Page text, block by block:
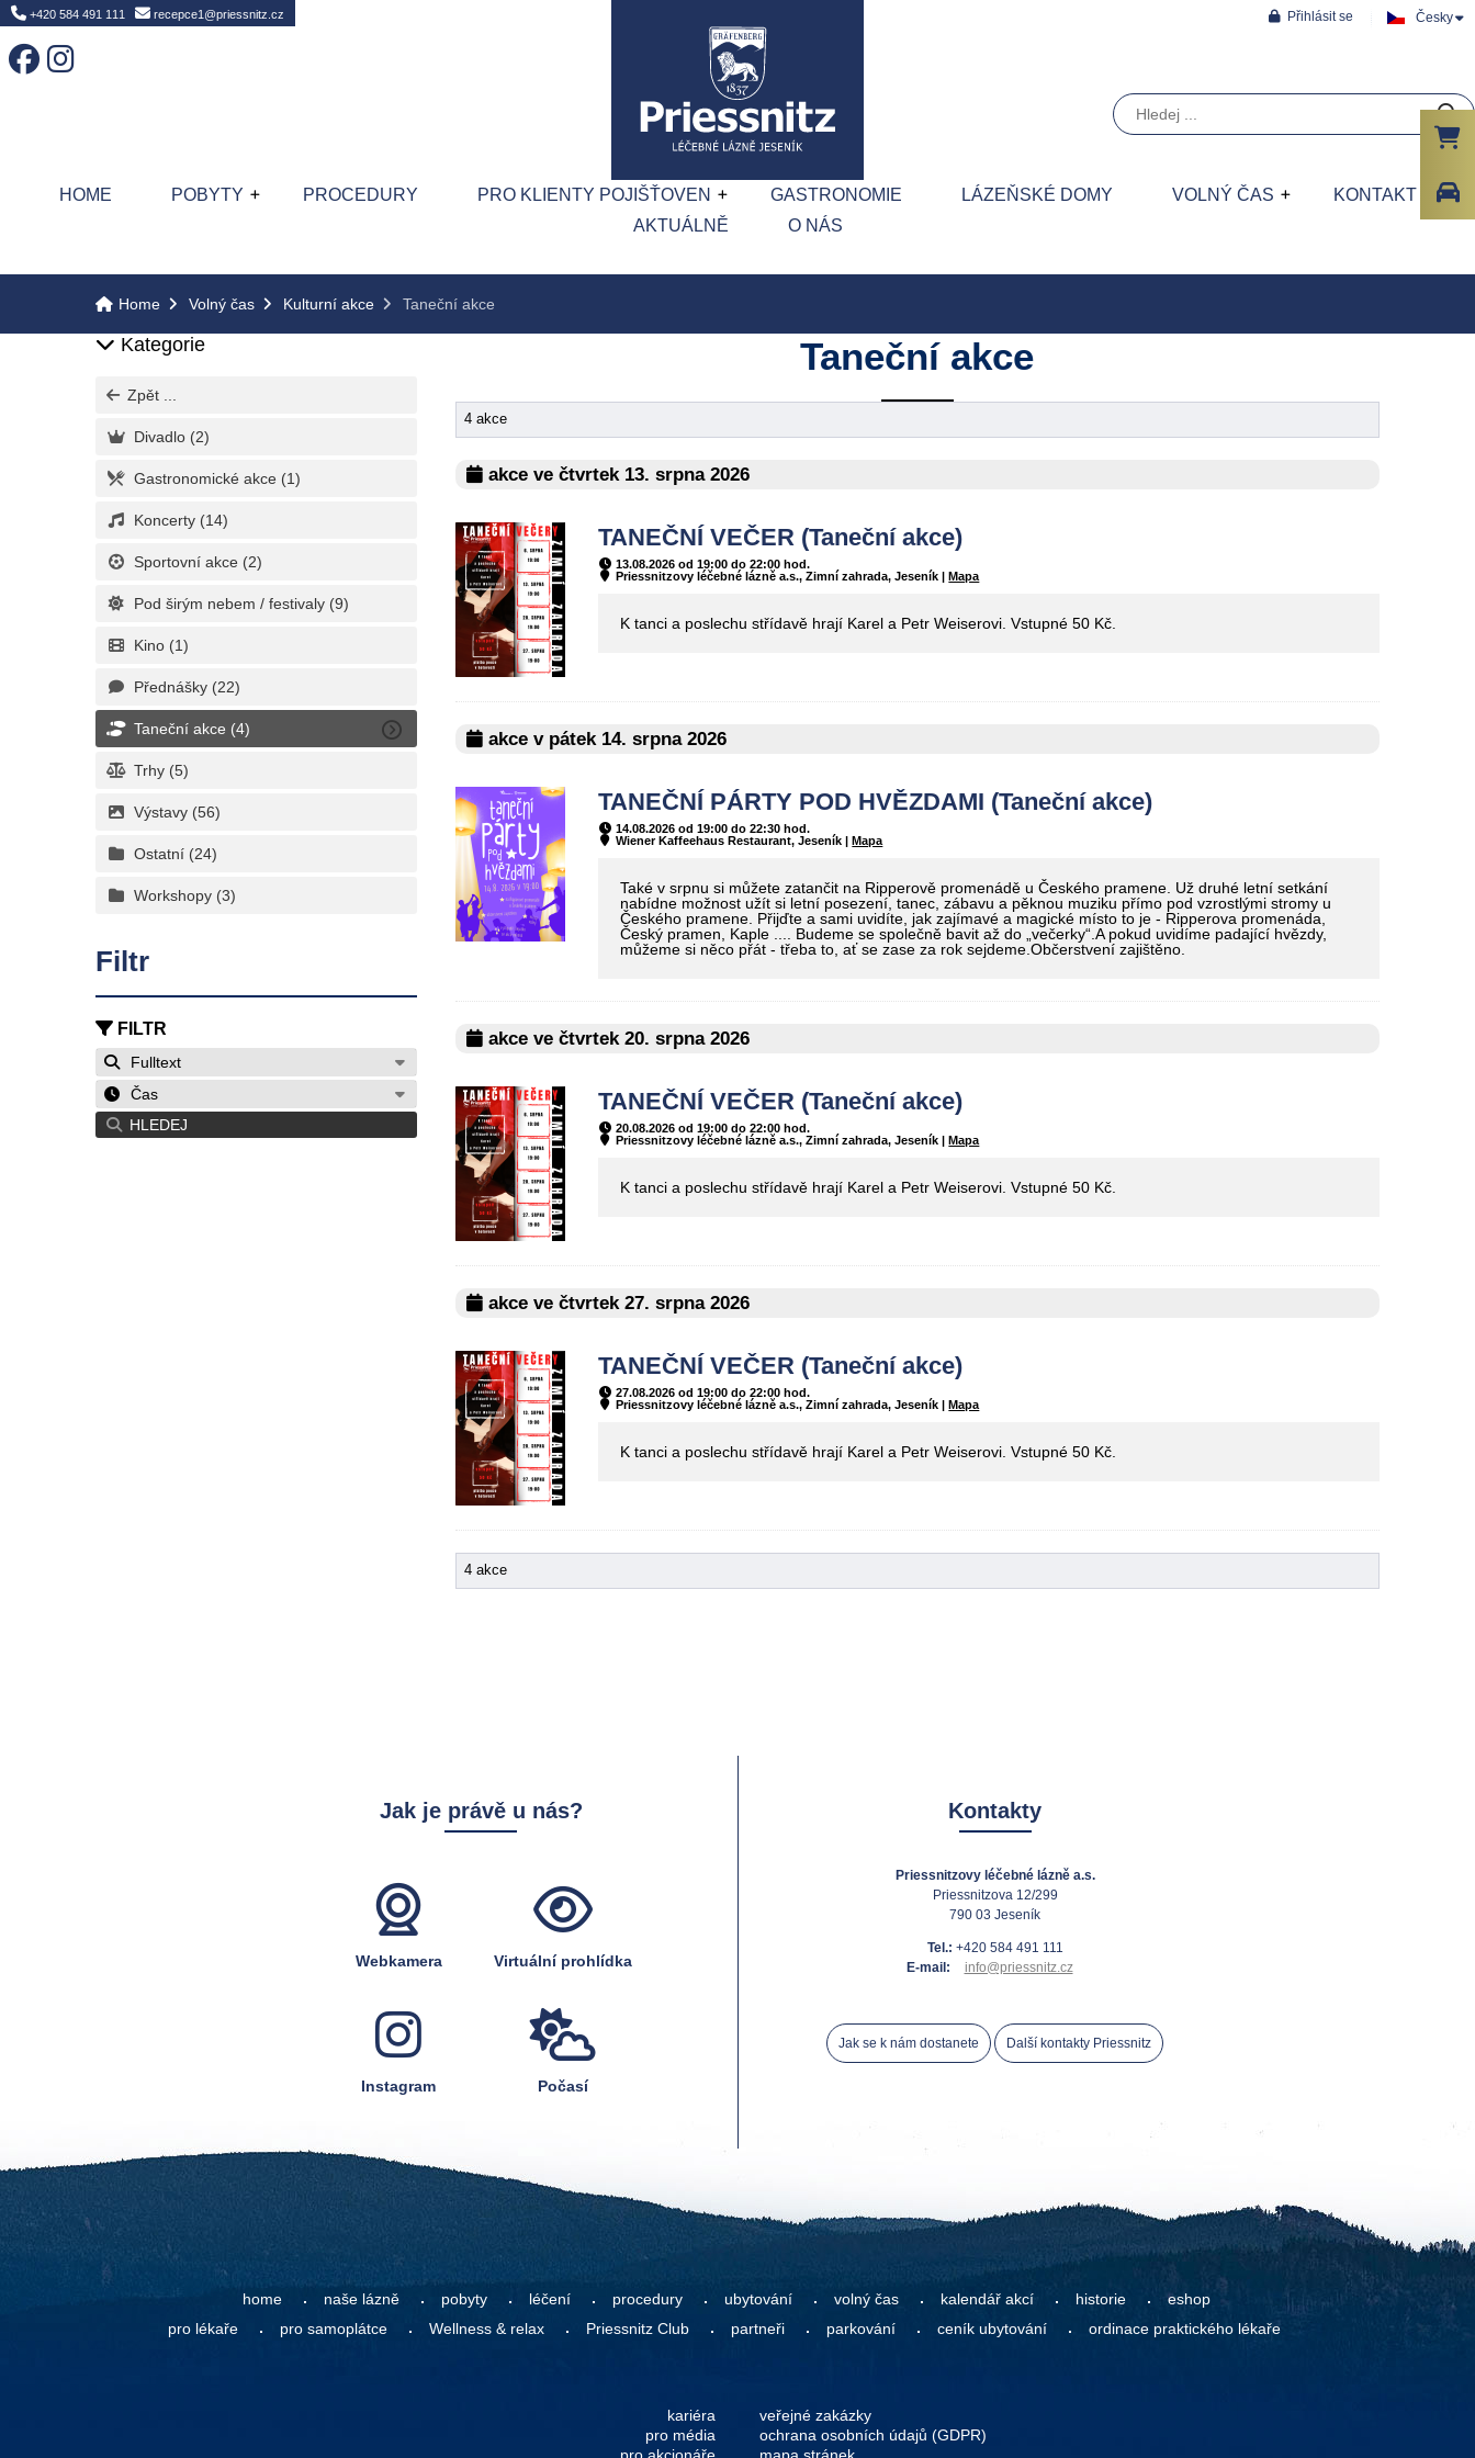
Home
Česky
Přihlásit se
+420 584 491 111 recepce1@priessnitz.cz
HOME POBYTY PROCEDURY PRO KLIENTY POJIŠŤOVEN GASTRONOMIE LÁZEŇSKÉ DOMY VOLNÝ ČAS
KONTAKT
AKTUÁLNĚ
O NÁS
Home Volný čas Kulturní akce Taneční akce
Kategorie
Zpět ...
Divadlo (2)
Gastronomické akce (1)
Koncerty (14)
Sportovní akce (2)
Pod širým nebem / festivaly (9)
Kino (1)
Přednášky (22)
Taneční akce (4)
Trhy (5)
Výstavy (56)
Ostatní (24)
Workshopy (3)
Filtr
FILTR
Fulltext
Čas
HLEDEJ
Taneční akce
4 akce
akce ve čtvrtek 13. srpna 2026
TANEČNÍ VEČER (Taneční akce)
13.08.2026 od 19:00 do 22:00 hod.
Priessnitzovy léčebné lázně a.s., Zimní zahrada, Jeseník |Mapa
K tanci a poslechu střídavě hrají Karel a Petr Weiserovi. Vstupné 50 Kč.
akce v pátek 14. srpna 2026
TANEČNÍ PÁRTY POD HVĚZDAMI (Taneční akce)
14.08.2026 od 19:00 do 22:30 hod.
Wiener Kaffeehaus Restaurant, Jeseník |Mapa
Také v srpnu si můžete zatančit na Ripperově promenádě u Českého pramene. Už druhé letní setkání
nabídne možnost užít si letní posezení, tanec, zábavu a pěknou muziku přímo pod vzrostlými stromy u
Českého pramene. Přijďte a sami uvidíte, jak zajímavé a magické místo to je - Ripperova promenáda,
Český pramen, Kaple .... Budeme se společně bavit až do „večerky“.A pokud uvidíme padající hvězdy,
můžeme si něco přát - třeba to, ať se zase za rok sejdeme.Občerstvení zajištěno.
akce ve čtvrtek 20. srpna 2026
TANEČNÍ VEČER (Taneční akce)
20.08.2026 od 19:00 do 22:00 hod.
Priessnitzovy léčebné lázně a.s., Zimní zahrada, Jeseník |Mapa
K tanci a poslechu střídavě hrají Karel a Petr Weiserovi. Vstupné 50 Kč.
akce ve čtvrtek 27. srpna 2026
TANEČNÍ VEČER (Taneční akce)
27.08.2026 od 19:00 do 22:00 hod.
Priessnitzovy léčebné lázně a.s., Zimní zahrada, Jeseník |Mapa
K tanci a poslechu střídavě hrají Karel a Petr Weiserovi. Vstupné 50 Kč.
4 akce
Jak je právě u nás?
Webkamera Virtuální prohlídka
Instagram Počasí
Kontakty
Priessnitzovy léčebné lázně a.s.
Priessnitzova 12/299
790 03 Jeseník
Tel.: +420 584 491 111
E-mail:
info@priessnitz.cz
Jak se k nám dostanete Další kontakty Priessnitz
home naše lázně pobyty léčení procedury ubytování volný čas kalendář akcí historie
eshop
pro lékaře
pro samoplátce Wellness & relax Priessnitz Club partneři parkování ceník ubytování ordinace praktického lékaře
kariéra
pro média
veřejné zakázky
ochrana osobních údajů (GDPR)